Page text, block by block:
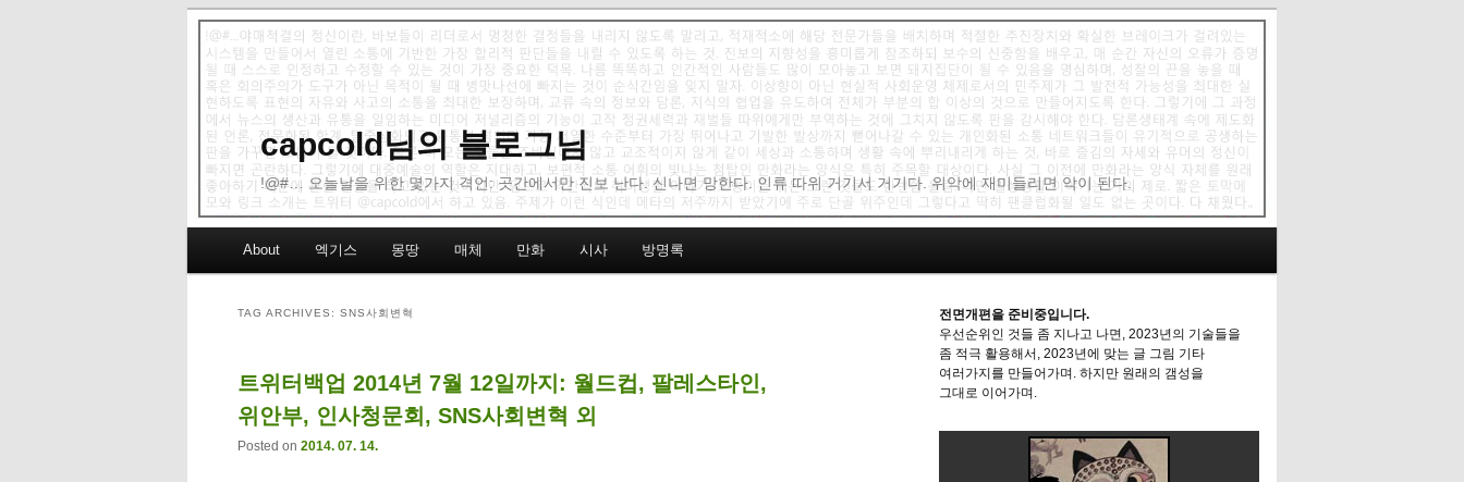
capcold님의 블로그님
!@#… 오늘날을 위한 몇가지 격언: 곳간에서만 진보 난다. 신나면 망한다. 인류 따위 거기서 거기다. 위악에 재미들리면 악이 된다.
Skip to primary content
Skip to secondary content
About 엑기스 몽땅 매체 만화 시사 방명록
TAG ARCHIVES: SNS사회변혁
트위터백업 2014년 7월 12일까지: 월드컵, 팔레스타인,
위안부, 인사청문회, SNS사회변혁 외
Posted on 2014. 07. 14.
전면개편을 준비중입니다.
우선순위인 것들 좀 지나고 나면, 2023년의 기술들을
좀 적극 활용해서, 2023년에 맞는 글 그림 기타
여러가지를 만들어가며. 하지만 원래의 갬성을
그대로 이어가며.